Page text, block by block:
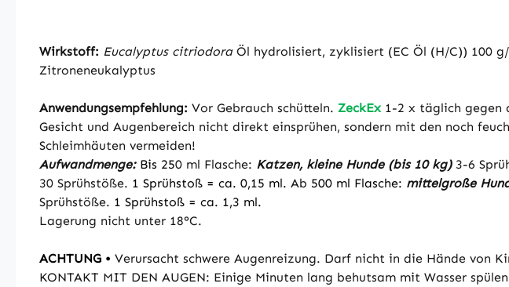
Wirkstoff: Eucalyptus citriodoraÖl hydrolisiert, zyklisiert (EC Öl (H/C)) 100
Zitroneneukalyptus
Anwendungsempfehlung: Vor Gebrauch schütteln. ZeckEx1-2 x täglich gegen
Gesicht und Augenbereich nicht direkt einsprühen, sondern mit den noch
Schleimhäuten vermeiden!
Aufwandmenge: Bis 250 ml Flasche: Katzen, kleine Hunde (bis 10 kg)3-6
30 Sprühstöße. 1 Sprühstoß = ca. 0,15 ml. Ab 500 ml Flasche: mittelgroße
Sprühstöße. 1 Sprühstoß = ca. 1,3 ml.
Lagerung nicht unter 18°C.
ACHTUNG • Verursacht schwere Augenreizung. Darf nicht in die Hände von
KONTAKT MIT DEN AUGEN: Einige Minuten lang behutsam mit Wasser